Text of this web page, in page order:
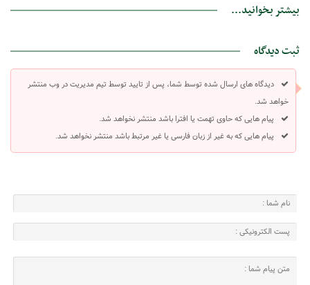
بیشتر بخوانید...
ثبت دیدگاه
دیدگاه های ارسال شده توسط شما، پس از تایید توسط تیم مدیریت در وب منتشر
خواهد شد.
پیام هایی که حاوی تهمت یا افترا باشد منتشر نخواهد شد.
پیام هایی که به غیر از زبان فارسی یا غیر مرتبط باشد منتشر نخواهد شد.